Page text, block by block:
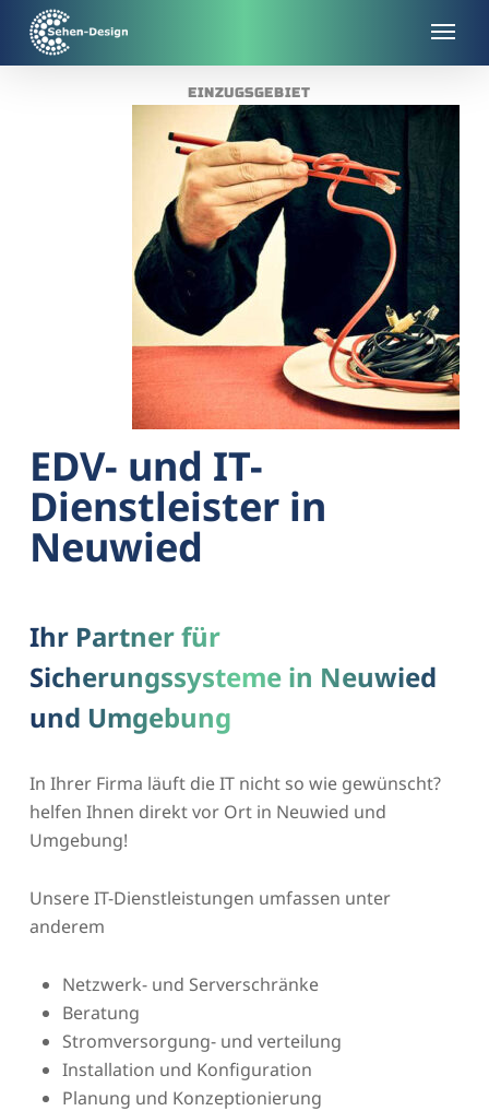
main
EINZUGSGEBIET
EDV- und IT-
Dienstleister in
Neuwied
Ihr Partner für
Sicherungssysteme in Neuwied
und Umgebung
In Ihrer Firma läuft die IT nicht so wie gewünscht?
helfen Ihnen direkt vor Ort in Neuwied und
Umgebung!
Unsere IT-Dienstleistungen umfassen unter
anderem
Netzwerk- und Serverschränke
Beratung
Stromversorgung- und verteilung
Installation und Konfiguration
Planung und Konzeptionierung